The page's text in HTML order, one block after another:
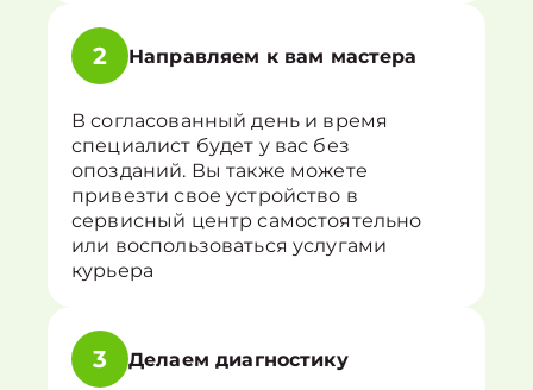
2 Направляем к вам мастера
В согласованный день и время
специалист будет у вас без
опозданий. Вы также можете
привезти свое устройство в
сервисный центр самостоятельно
или воспользоваться услугами
курьера
3 Делаем диагностику